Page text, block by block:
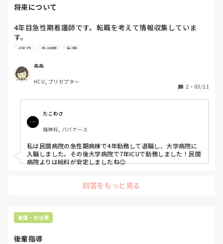
将来について
4年目急性期看護師です。転職を考えて情報収集していま
す。
みなさん最終的にどんな働き方を目指してますか？
参考にしたいです。ご経験などうかがえましたら教えてくだ
4年目 急性期 転職
ぬぬ
HCU, プリセプター
2 ・ 03/11
たこわさ
精神科, パパナース
私は民間病院の急性期病棟で4年勤務して退職し、大学病院に
入職しました。その後大学病院で7年ICUで勤務しました！民間
病院よりは給料が安定しましたね😊
回答をもっと見る
看護・お仕事
後輩指導